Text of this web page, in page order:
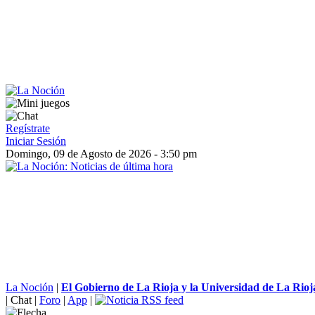
Regístrate
Iniciar Sesión
Domingo, 09 de Agosto de 2026 - 3:50 pm
La Noción | El Gobierno de La Rioja y la Universidad de La
| Chat | Foro | App |